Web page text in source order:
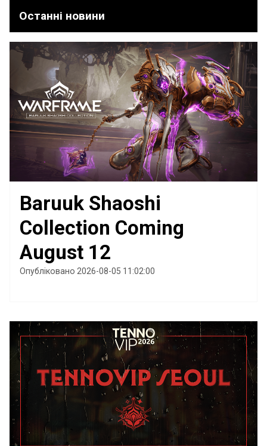
Останні новини
Baruuk Shaoshi
Collection Coming
August 12
Опубліковано 2026-08-05 11:02:00